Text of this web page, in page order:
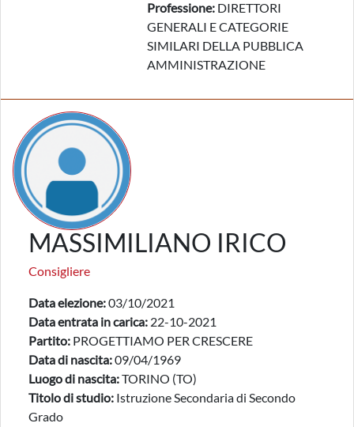
Professione: DIRETTORI
GENERALI E CATEGORIE
SIMILARI DELLA PUBBLICA
AMMINISTRAZIONE
MASSIMILIANO IRICO
Consigliere
Data elezione:03/10/2021
Data entrata in carica: 22-10-2021
Partito: PROGETTIAMO PER CRESCERE
Data di nascita:09/04/1969
Luogo di nascita:TORINO (TO)
Titolo di studio: Istruzione Secondaria di Secondo
Grado